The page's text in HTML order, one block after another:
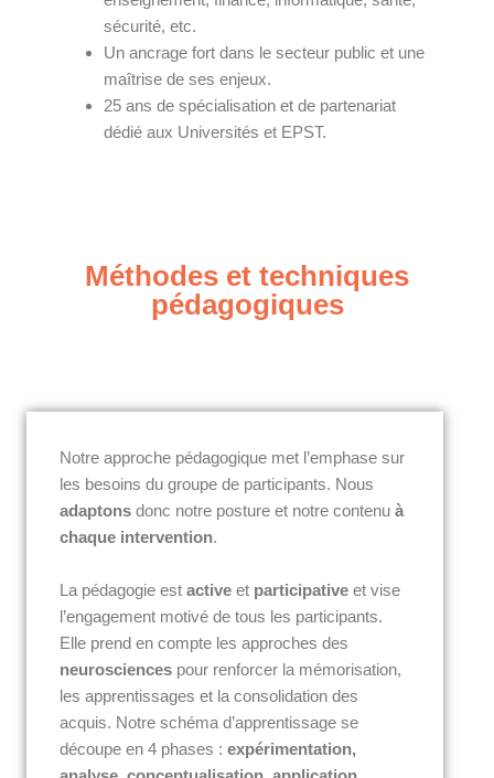
sécurité, etc.
Un ancrage fort dans le secteur public et une
maîtrise de ses enjeux.
25 ans de spécialisation et de partenariat
dédié aux Universités et EPST.
Méthodes et techniques
pédagogiques
Notre approche pédagogique met l’emphase sur
les besoins du groupe de participants. Nous
adaptons donc notre posture et notre contenu à
chaque intervention.
La pédagogie est active et participative et vise
l’engagement motivé de tous les participants.
Elle prend en compte les approches des
neurosciences pour renforcer la mémorisation,
les apprentissages et la consolidation des
acquis. Notre schéma d’apprentissage se
découpe en 4 phases : expérimentation,